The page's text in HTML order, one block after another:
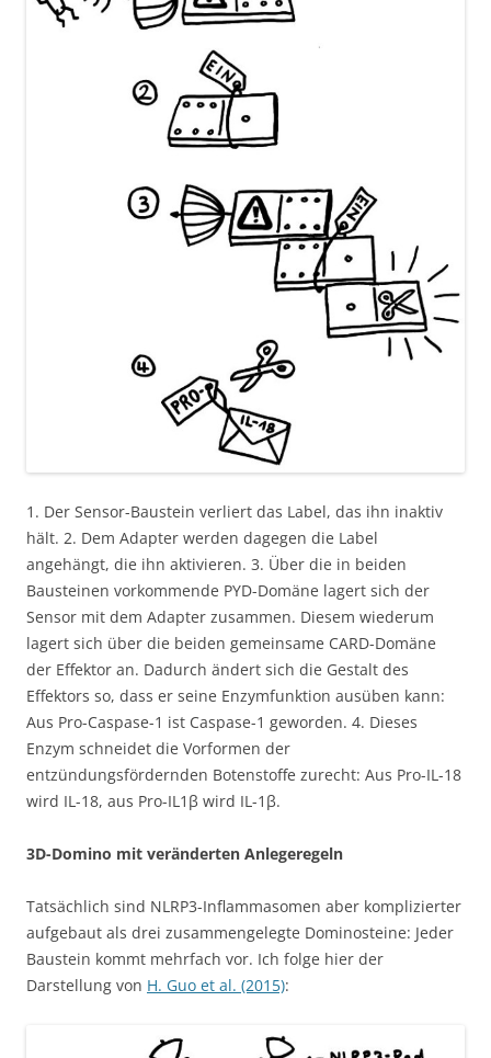
1. Der Sensor-Baustein verliert das Label, das ihn inaktiv
hält. 2. Dem Adapter werden dagegen die Label
angehängt, die ihn aktivieren. 3. Über die in beiden
Bausteinen vorkommende PYD-Domäne lagert sich der
Sensor mit dem Adapter zusammen. Diesem wiederum
lagert sich über die beiden gemeinsame CARD-Domäne
der Effektor an. Dadurch ändert sich die Gestalt des
Effektors so, dass er seine Enzymfunktion ausüben kann:
Aus Pro-Caspase-1 ist Caspase-1 geworden. 4. Dieses
Enzym schneidet die Vorformen der
entzündungsfördernden Botenstoffe zurecht: Aus Pro-IL-18
wird IL-18, aus Pro-IL1β wird IL-1β.
3D-Domino mit veränderten Anlegeregeln
Tatsächlich sind NLRP3-Inflammasomen aber komplizierter
aufgebaut als drei zusammengelegte Dominosteine: Jeder
Baustein kommt mehrfach vor. Ich folge hier der
Darstellung von H. Guo et al. (2015):